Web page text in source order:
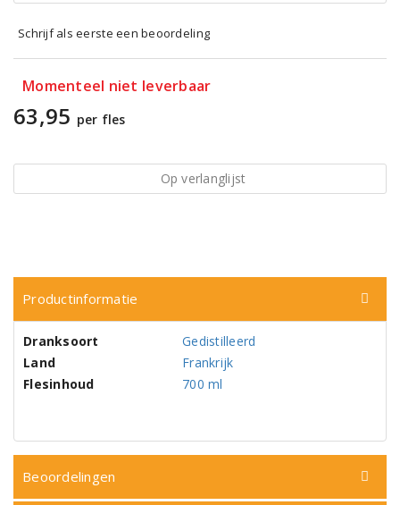
Schrijf als eerste een beoordeling
Momenteel niet leverbaar
63,95 per fles
Op verlanglijst
Productinformatie
Dranksoort
Gedistilleerd
Land
Frankrijk
Flesinhoud
700 ml
Beoordelingen